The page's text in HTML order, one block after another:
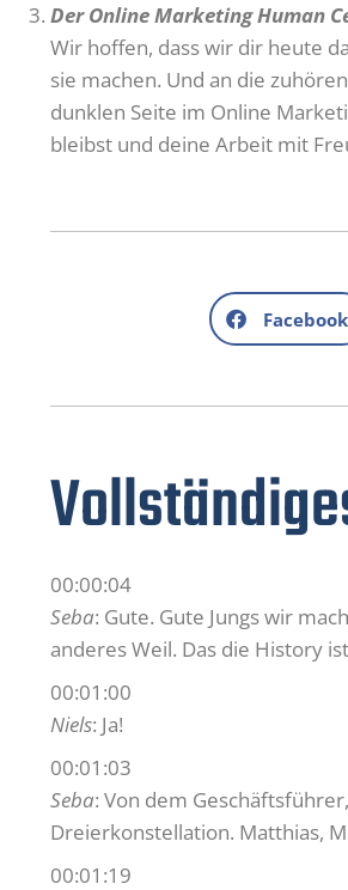
Der Online Marketing Human
Wir hoffen, dass wir dir heute
sie machen. Und an die
dunklen Seite im Online
bleibst und deine Arbeit mit
Facebook
00:00:04
Seba: Gute. Gute Jungs wir
anderes Weil. Das die History
00:01:00
Niels: Ja!
00:01:03
Seba: Von dem
Dreierkonstellation. Matthias,
00:01:19